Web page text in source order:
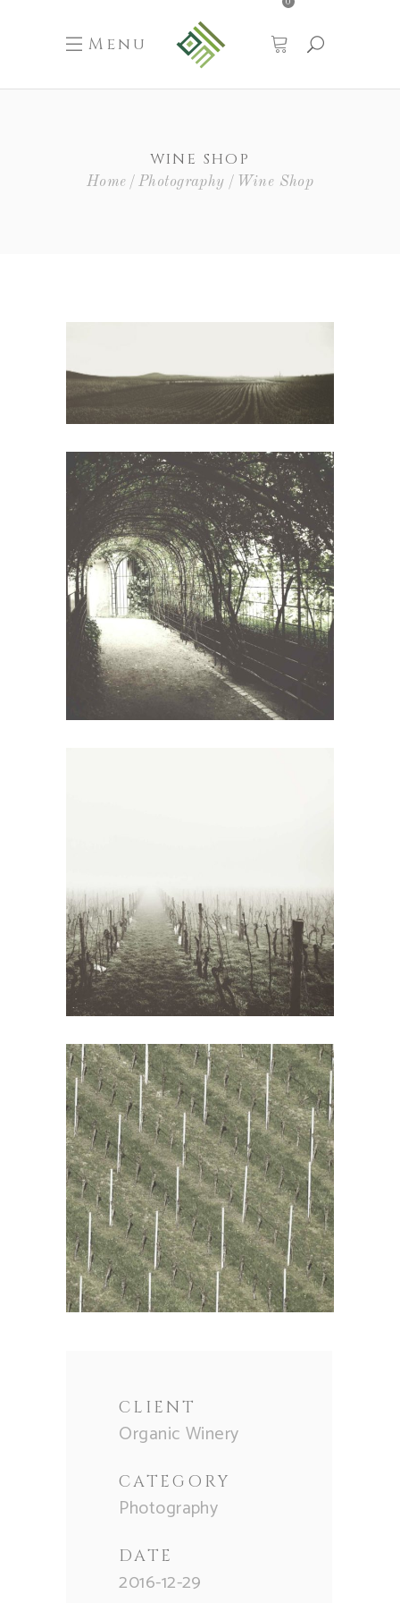
Menu
0
WINE SHOP
Home Photography Wine Shop
CLIENT
Organic Winery
CATEGORY
Photography
DATE
2016-12-29